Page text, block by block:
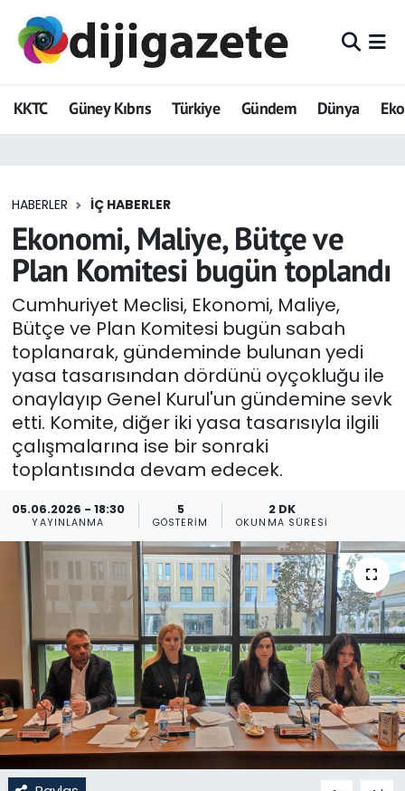
KKTC Güney Kıbrıs Türkiye Gündem Dünya
HABERLER İÇ HABERLER
Ekonomi, Maliye, Bütçe ve
Plan Komitesi bugün toplandı
Cumhuriyet Meclisi, Ekonomi, Maliye,
Bütçe ve Plan Komitesi bugün sabah
toplanarak, gündeminde bulunan yedi
yasa tasarısından dördünü oyçokluğu ile
onaylayıp Genel Kurul'un gündemine sevk
etti. Komite, diğer iki yasa tasarısıyla ilgili
çalışmalarına ise bir sonraki
toplantısında devam edecek.
05.06.2026 - 18:30
YAYINLANMA
5
GÖSTERIM
2 DK
OKUNMA SÜRESI
ADVERTORIAL
Dijigazete
Eğitim
Ekonomi
Foto Galeri
GEZİ
Güncel
Gündem
KKTC YEREL SEÇİM 2018
Kültür Sanat
Magazin
Moda
Nöbetçi Eczaneler
Otomobil Dünyası
Hava Durumu
Trafik Durumu
Tüm Manşetler
Son Dakika Haberleri
Haber Arşivi